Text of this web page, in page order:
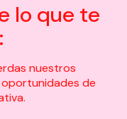
lo que te
nuestros
de